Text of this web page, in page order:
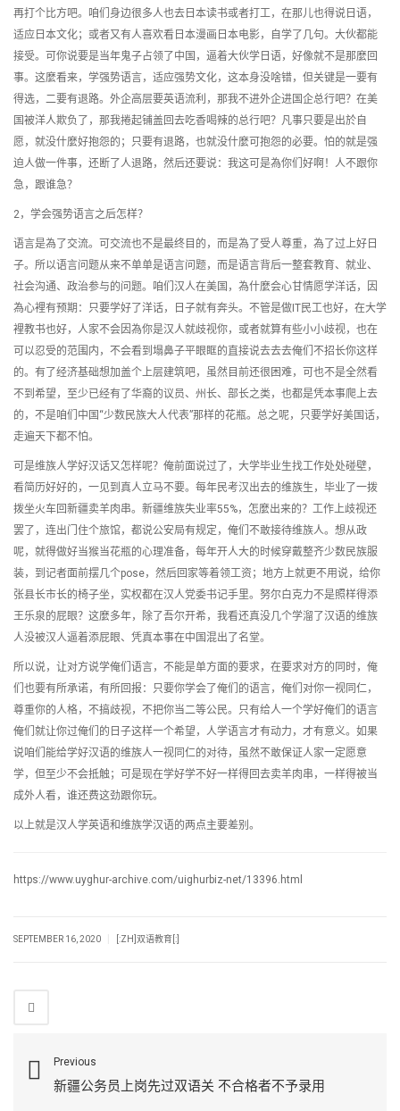
再打个比方吧。咱们身边很多人也去日本读书或者打工，在那儿也得说日语，
适应日本文化；或者又有人喜欢看日本漫画日本电影，自学了几句。大伙都能
接受。可你说要是当年鬼子占领了中国，逼着大伙学日语，好像就不是那麼回
事。这麼看来，学强势语言，适应强势文化，这本身没啥错，但关键是一要有
得选，二要有退路。外企高层要英语流利，那我不进外企进国企总行吧？在美
国被洋人欺负了，那我捲起铺盖回去吃香喝辣的总行吧？凡事只要是出於自
愿，就没什麼好抱怨的；只要有退路，也就没什麼可抱怨的必要。怕的就是强
迫人做一件事，还断了人退路，然后还要说：我这可是為你们好啊！人不跟你
急，跟谁急？
2，学会强势语言之后怎样？
语言是為了交流。可交流也不是最终目的，而是為了受人尊重，為了过上好日
子。所以语言问题从来不单单是语言问题，而是语言背后一整套教育、就业、
社会沟通、政治参与的问题。咱们汉人在美国，為什麼会心甘情愿学洋话，因
為心裡有预期：只要学好了洋话，日子就有奔头。不管是做IT民工也好，在大学
裡教书也好，人家不会因為你是汉人就歧视你，或者就算有些小小歧视，也在
可以忍受的范围内，不会看到塌鼻子平眼眶的直接说去去去俺们不招长你这样
的。有了经济基础想加盖个上层建筑吧，虽然目前还很困难，可也不是全然看
不到希望，至少已经有了华裔的议员、州长、部长之类，也都是凭本事爬上去
的，不是咱们中国“少数民族大人代表”那样的花瓶。总之呢，只要学好美国话，
走遍天下都不怕。
可是维族人学好汉话又怎样呢？俺前面说过了，大学毕业生找工作处处碰壁，
看简历好好的，一见到真人立马不要。每年民考汉出去的维族生，毕业了一拨
拨坐火车回新疆卖羊肉串。新疆维族失业率55%，怎麼出来的？工作上歧视还
罢了，连出门住个旅馆，都说公安局有规定，俺们不敢接待维族人。想从政
呢，就得做好当猴当花瓶的心理准备，每年开人大的时候穿戴整齐少数民族服
装，到记者面前摆几个pose，然后回家等着领工资；地方上就更不用说，给你
张县长市长的椅子坐，实权都在汉人党委书记手里。努尔白克力不是照样得添
王乐泉的屁眼？这麼多年，除了吾尔开希，我看还真没几个学溜了汉语的维族
人没被汉人逼着添屁眼、凭真本事在中国混出了名堂。
所以说，让对方说学俺们语言，不能是单方面的要求，在要求对方的同时，俺
们也要有所承诺，有所回报：只要你学会了俺们的语言，俺们对你一视同仁，
尊重你的人格，不搞歧视，不把你当二等公民。只有给人一个学好俺们的语言
俺们就让你过俺们的日子这样一个希望，人学语言才有动力，才有意义。如果
说咱们能给学好汉语的维族人一视同仁的对待，虽然不敢保证人家一定愿意
学，但至少不会抵触；可是现在学好学不好一样得回去卖羊肉串，一样得被当
成外人看，谁还费这劲跟你玩。
以上就是汉人学英语和维族学汉语的两点主要差别。
https://www.uyghur-archive.com/uighurbiz-net/13396.html
SEPTEMBER 16, 2020 [:ZH]双语教育[:]
Previous
新疆公务员上岗先过双语关 不合格者不予录用